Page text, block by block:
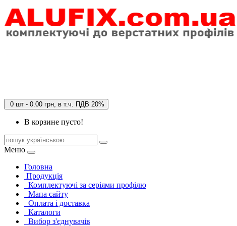
0 шт - 0.00 грн, в т.ч. ПДВ 20%
В корзине пусто!
Меню
Головна
Продукція
Комплектуючі за серіями профілю
Мапа сайту
Оплата і доставка
Каталоги
Вибор з'єднувачів